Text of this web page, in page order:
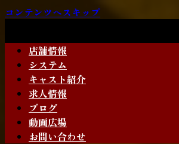
コンテンツへスキップ
店舗情報
システム
キャスト紹介
求人情報
ブログ
動画広場
お問い合わせ